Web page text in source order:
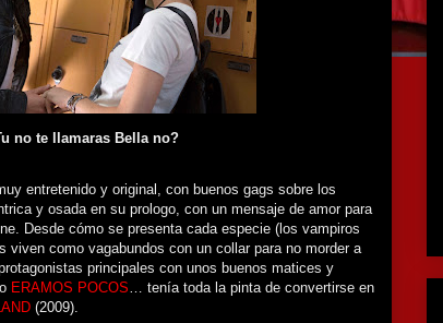
no te llamaras Bella no?
entretenido y original, con buenos gags sobre los
y osada en su prologo, con un mensaje de amor para
Desde cómo se presenta cada especie (los vampiros
viven como vagabundos con un collar para no morder a
principales con unos buenos matices y
ERAMOS POCOS … tenía toda la pinta de convertirse en
(2009).